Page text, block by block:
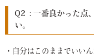
Q2 : 一番良かった点
い。
・自分はこのままでいい